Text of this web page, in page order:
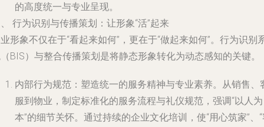
的高度统一与专业呈现。
行为识别与传播策划：让形象“活”起来
形象不仅在于“看起来如何”，更在于“做起来如何”。行为识别
BIS）与整合传播策划是将静态形象转化为动态感知的关键。
内部行为规范 ：塑造统一的服务精神与专业素养。从销售、
服到物业，制定标准化的服务流程与礼仪规范，强调“以人为
本”的细节关怀。通过持续的企业文化培训，使“用心筑家”、